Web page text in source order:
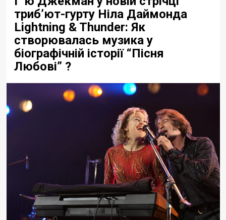
триб’ют-гурту Ніла Даймонда
Lightning & Thunder: Як
створювалась музика у
біографічній історії “Пісня
Любові” ?